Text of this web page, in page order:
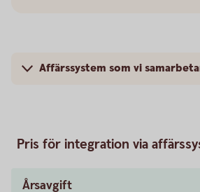
Affärssystem som vi
Pris för integration via
Årsavgift